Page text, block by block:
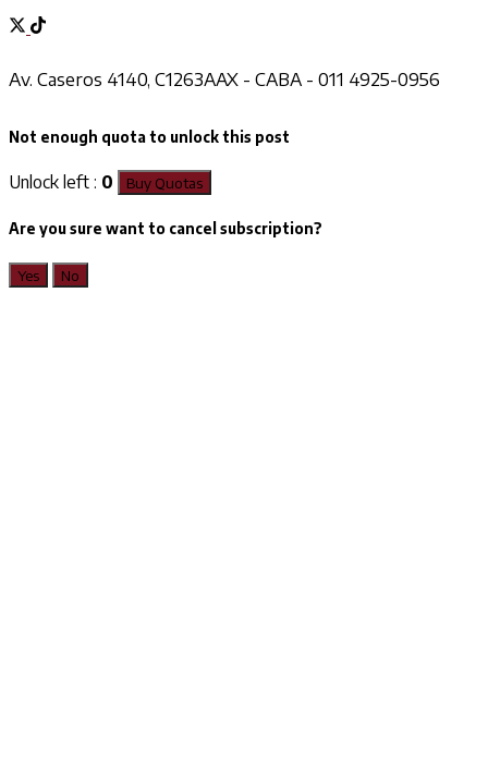
Av. Caseros 4140, C1263AAX - CABA - 011 4925-0956
Not enough quota to unlock this post
Unlock left : 0 Buy Quotas
Are you sure want to cancel subscription?
Yes No